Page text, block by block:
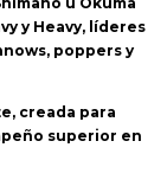
y Heavy, líderes
poppers y
creada para
superior en